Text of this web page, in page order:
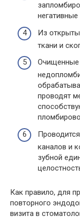
Из
ткани и
Очищенные
проводят
каналов и
зубной
Как правило, для
повторного
визита в